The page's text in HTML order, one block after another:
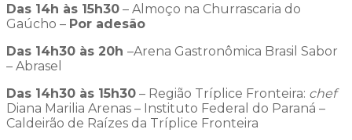
Das 14h às 15h30 – Almoço na Churrascaria do
Gaúcho – Por adesão
Das 14h30 às 20h –Arena Gastronômica Brasil Sabor
– Abrasel
Das 14h30 às 15h30 – Região Tríplice Fronteira: chef
Diana Marilia Arenas – Instituto Federal do Paraná –
Caldeirão de Raízes da Tríplice Fronteira